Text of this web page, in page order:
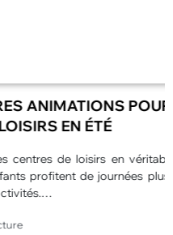
POUR
ÉTÉ
loisirs en véritables espaces
de journées plus longues et